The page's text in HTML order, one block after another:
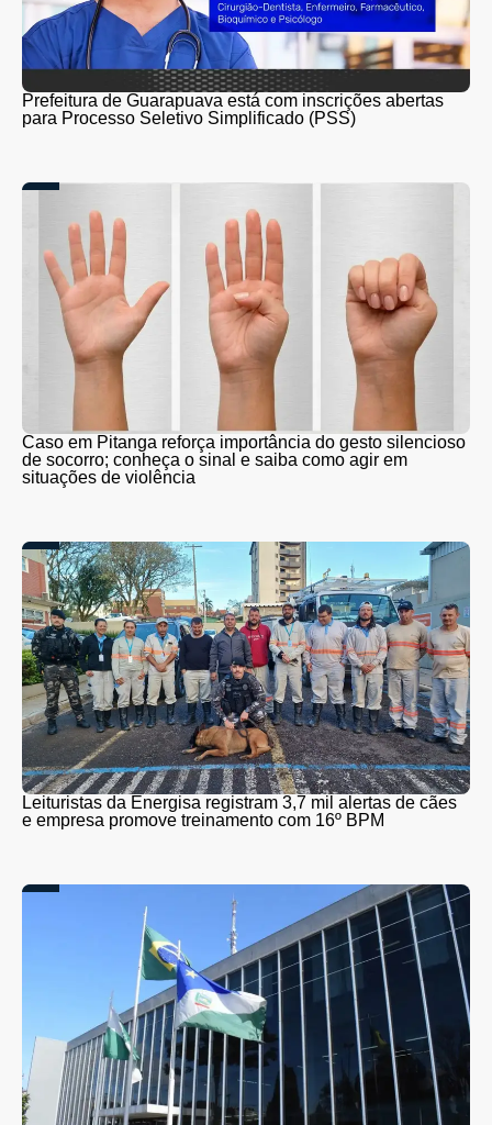
Prefeitura de Guarapuava está com inscrições abertas
para Processo Seletivo Simplificado (PSS)
Caso em Pitanga reforça importância do gesto silencioso
de socorro; conheça o sinal e saiba como agir em
situações de violência
Leituristas da Energisa registram 3,7 mil alertas de cães
e empresa promove treinamento com 16º BPM